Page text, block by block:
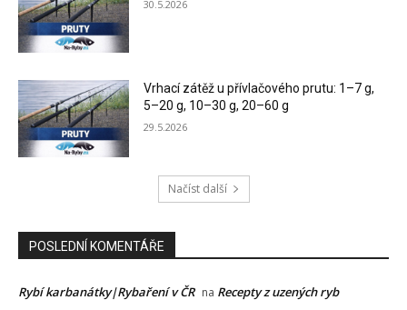
30.5.2026
Vrhací zátěž u přívlačového prutu: 1–7 g,
5–20 g, 10–30 g, 20–60 g
29.5.2026
Načíst další
POSLEDNÍ KOMENTÁŘE
Rybí karbanátky|Rybaření v ČR na Recepty z uzených ryb